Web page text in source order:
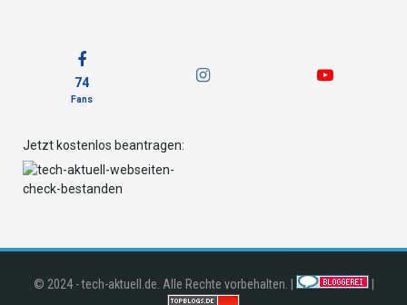
74
Fans
Jetzt kostenlos beantragen:
© 2024 - tech-aktuell.de. Alle Rechte vorbehalten. |